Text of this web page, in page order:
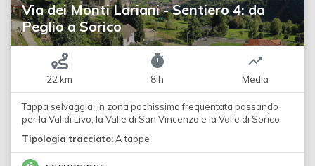
Via dei Monti Lariani - Sentiero 4: da
Peglio a Sorico
22 km 8 h Media
Tappa selvaggia, in zona pochissimo frequentata passando
per la Val di Livo, la Valle di San Vincenzo e la Valle di Sorico.
Tipologia tracciato:A tappe